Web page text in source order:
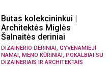
Butas kolekcininkui |
Architektės Miglės
Šalnaitės deriniai
DIZAINERIO DERINIAI GYVENAMIEJI
NAMAI MENO KŪRINIAI POKALBIAI SU
DIZAINERIAIS IR ARCHITEKTAIS